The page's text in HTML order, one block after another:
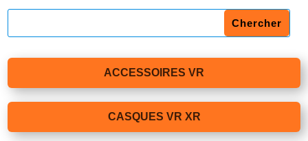
ACCESSOIRES VR
CASQUES VR XR